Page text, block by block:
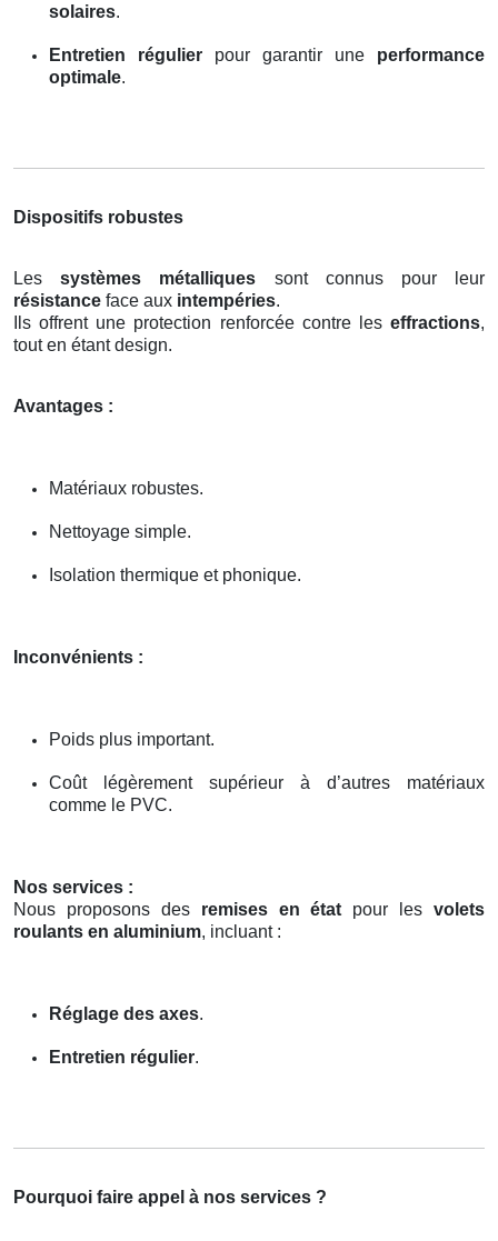
solaires.
Entretien régulier pour garantir une performance
optimale.
Dispositifs robustes
Lessystèmes métalliques sont connus pour leur
résistance face aux intempéries.
Ils offrent une protection renforcée contre les effractions,
tout en étant design.
Avantages :
Matériaux robustes.
Nettoyage simple.
Isolation thermique et phonique.
Inconvénients :
Poids plus important.
Coût légèrement supérieur à d’autres matériaux
comme le PVC.
Nos services :
Nous proposons des remises en état pour les volets
roulants en aluminium, incluant :
Réglage des axes.
Entretien régulier.
Pourquoi faire appel à nos services ?